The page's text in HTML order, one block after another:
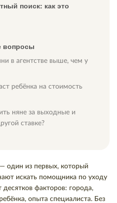
поиск: как это
вопросы
в агентстве выше, чем у
ребёнка на стоимость
няне за выходные и
ставке?
один из первых, который
искать помощника по уходу
десятков факторов: города,
опыта специалиста. Без